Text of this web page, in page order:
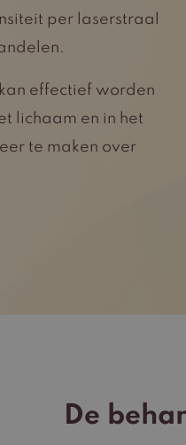
per laserstraal
kan effectief worden
lichaam en in het
te maken over
De